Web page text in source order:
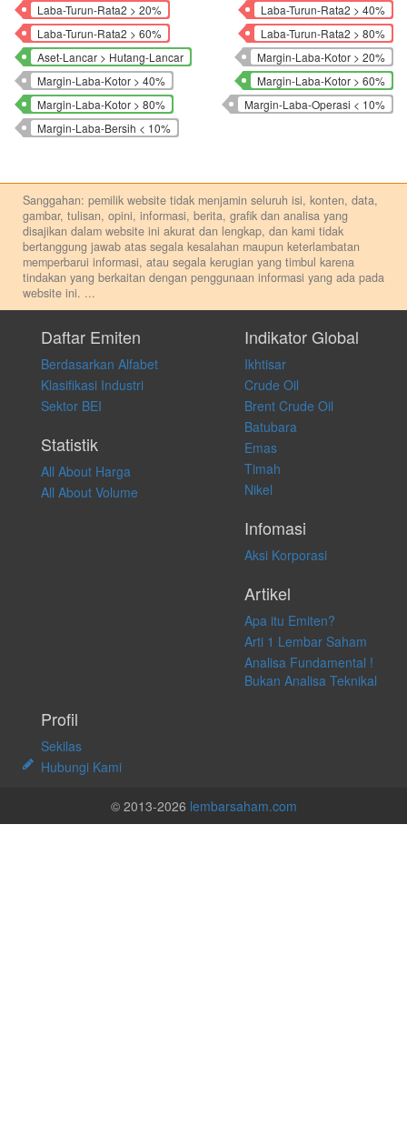
Laba-Turun-Rata2 > 20%
Laba-Turun-Rata2 > 40%
Laba-Turun-Rata2 > 60%
Laba-Turun-Rata2 > 80%
Aset-Lancar > Hutang-Lancar
Margin-Laba-Kotor > 20%
Margin-Laba-Kotor > 40%
Margin-Laba-Kotor > 60%
Margin-Laba-Kotor > 80%
Margin-Laba-Operasi < 10%
Margin-Laba-Bersih < 10%
Sanggahan: pemilik website tidak menjamin seluruh isi, konten, data,
gambar, tulisan, opini, informasi, berita, grafik dan analisa yang
disajikan dalam website ini akurat dan lengkap, dan kami tidak
bertanggung jawab atas segala kesalahan maupun keterlambatan
memperbarui informasi, atau segala kerugian yang timbul karena
tindakan yang berkaitan dengan penggunaan informasi yang ada pada
website ini. ...
pribadi. Kami tidak memberi anjuran, saran, rekomendasi untuk
membeli, menjual atau melakukan aktivitas lain yang terkait dengan
transaksi perdagangan apapun, dan kami tidak bertanggung jawab
atas keputusan investasi yang dilakukan dalam kondisi dan situasi
apapun juga, yang diakibatkan secara langsung maupun tidak
langsung atas konten pada website ini.
Daftar Emiten
Berdasarkan Alfabet
Klasifikasi Industri
Sektor BEI
Statistik
All About Harga
All About Volume
Indikator Global
Ikhtisar
Crude Oil
Brent Crude Oil
Batubara
Emas
Timah
Nikel
Infomasi
Aksi Korporasi
Artikel
Apa itu Emiten?
Arti 1 Lembar Saham
Analisa Fundamental !
Bukan Analisa Teknikal
Profil
Sekilas
Hubungi Kami
© 2013-2026 lembarsaham.com